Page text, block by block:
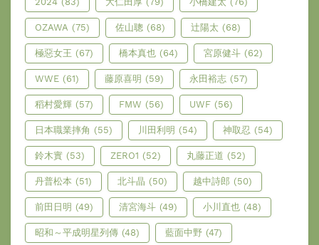
OZAWA (75) 佐山聰 (68) 辻陽太 (68)
極惡女王 (67) 橋本真也 (64) 宮原健斗 (62)
WWE (61) 藤原喜明 (59) 永田裕志 (57)
稻村愛輝 (57) FMW (56) UWF (56)
日本職業摔角 (55) 川田利明 (54) 神取忍 (54)
鈴木實 (53) ZERO1 (52) 丸藤正道 (52)
丹普松本 (51) 北斗晶 (50) 越中詩郎 (50)
前田日明 (49) 清宮海斗 (49) 小川直也 (48)
昭和～平成明星列傳 (48) 藍面中野 (47)